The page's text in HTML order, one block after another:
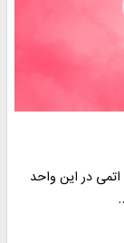
اتمی در این واحد